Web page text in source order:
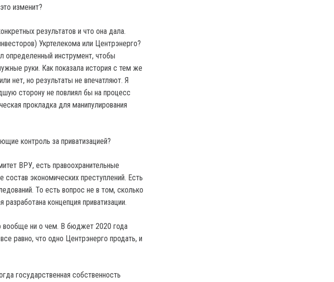
изменит?
результатов и что она дала.
Укртелекома или Центрэнерго?
определенный инструмент, чтобы
руки. Как показала история с тем же
нет, но результаты не впечатляют. Я
сторону не повлиял бы на процесс
прокладка для манипулирования
контроль за приватизацией?
ВРУ, есть правоохранительные
экономических преступлений. Есть
То есть вопрос не в том, сколько
концепция приватизации.
вообще ни о чем. В бюджет 2020 года
равно, что одно Центрэнерго продать, и
государственная собственность